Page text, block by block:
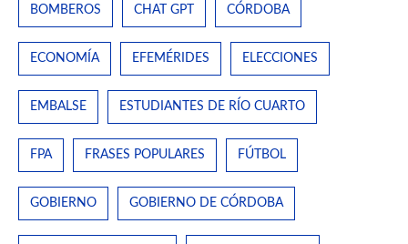
BOMBEROS CHAT GPT CÓRDOBA
ECONOMÍA EFEMÉRIDES ELECCIONES
EMBALSE ESTUDIANTES DE RÍO CUARTO
FPA FRASES POPULARES FÚTBOL
GOBIERNO GOBIERNO DE CÓRDOBA